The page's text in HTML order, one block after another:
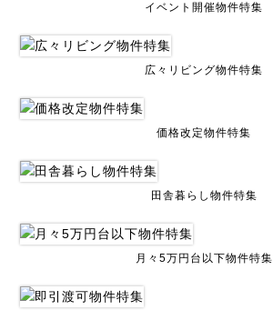
イベント開催物件特集
広々リビング物件特集
価格改定物件特集
田舎暮らし物件特集
月々5万円台以下物件特集